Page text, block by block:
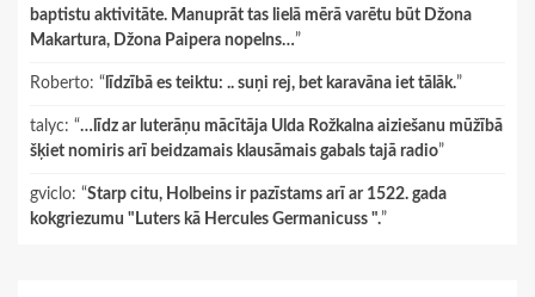
baptistu aktivitāte. Manuprāt tas lielā mērā varētu būt Džona
Makartura, Džona Paipera nopelns…”
Roberto: “ līdzībā es teiktu: .. suņi rej, bet karavāna iet tālāk.”
talyc: “…līdz ar luterāņu mācītāja Ulda Rožkalna aiziešanu mūžībā
šķiet nomiris arī beidzamais klausāmais gabals tajā radio”
gviclo: “Starp citu, Holbeins ir pazīstams arī ar 1522. gada
kokgriezumu "Luters kā Hercules Germanicuss ".”